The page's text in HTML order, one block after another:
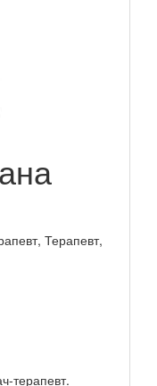
Терапевт,
терапевт.